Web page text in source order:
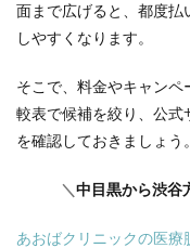
面まで広げると、都度
しやすくなります。
そこで、料金やキャン
較表で候補を絞り、公
を確認しておきましょう。
＼中目黒から渋谷
あおばクリニックの医療